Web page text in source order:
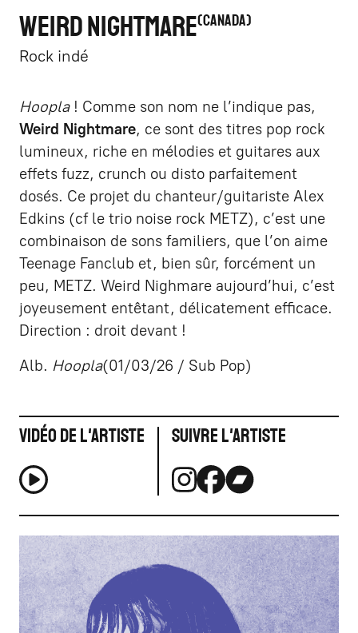
WEIRD NIGHTMARE CANADA
Rock indé
Hoopla! Comme son nom ne l’indique pas,
Weird Nightmare, ce sont des titres pop rock
lumineux, riche en mélodies et guitares aux
effets fuzz, crunch ou disto parfaitement
dosés. Ce projet du chanteur/guitariste Alex
Edkins (cf le trio noise rock METZ), c’est une
combinaison de sons familiers, que l’on aime
Teenage Fanclub et, bien sûr, forcément un
peu, METZ. Weird Nighmare aujourd’hui, c’est
joyeusement entêtant, délicatement efficace.
Direction : droit devant !
Alb. Hoopla(01/03/26 / Sub Pop)
Vidéo de l'artiste Suivre l'artiste